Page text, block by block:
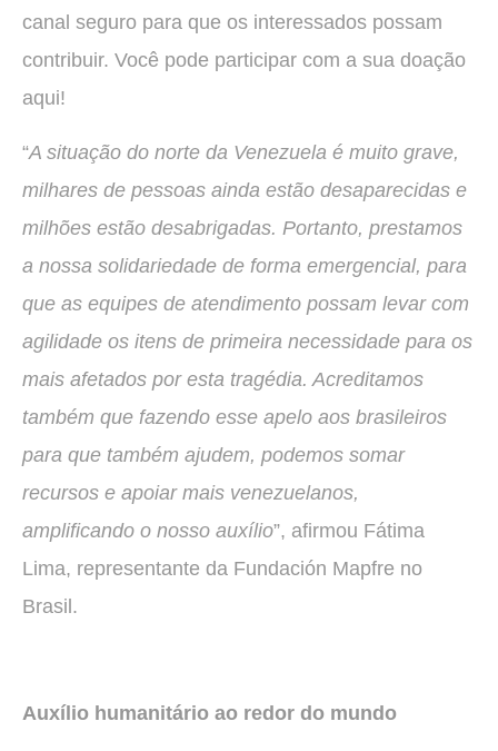
canal seguro para que os interessados possam
contribuir. Você pode participar com a sua doação
aqui!
“A situação do norte da Venezuela é muito grave,
milhares de pessoas ainda estão desaparecidas e
milhões estão desabrigadas. Portanto, prestamos
a nossa solidariedade de forma emergencial, para
que as equipes de atendimento possam levar com
agilidade os itens de primeira necessidade para os
mais afetados por esta tragédia. Acreditamos
também que fazendo esse apelo aos brasileiros
para que também ajudem, podemos somar
recursos e apoiar mais venezuelanos,
amplificando o nosso auxílio”, afirmou Fátima
Lima, representante da Fundación Mapfre no
Brasil.
Auxílio humanitário ao redor do mundo